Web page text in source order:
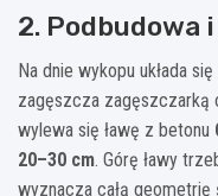
2. Podbudowa
Na dnie wykopu układa się
zagęszcza zagęszczarką
wylewa się ławę z betonu
20–30 cm. Górę ławy
wyznacza całą geometrię